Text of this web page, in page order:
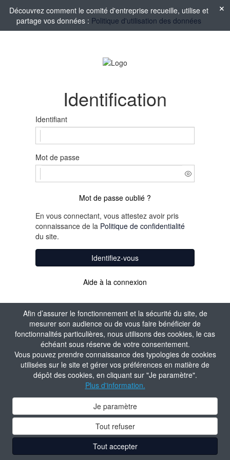
Afin d’assurer le fonctionnement et la sécurité du site, de
mesurer son audience ou de vous faire bénéficier de
fonctionnalités particulières, nous utilisons des cookies, le cas
échéant sous réserve de votre consentement.
Vous pouvez prendre connaissance des typologies de cookies
utilisées sur le site et gérer vos préférences en matière de
dépôt des cookies, en cliquant sur "Je paramètre".
Plus d'information.
Je paramètre
Tout refuser
Tout accepter
Découvrez comment le comité d'entreprise recueille, utilise et
partage vos données : Politique d'utilisation des données
Identification
Identifiant
Mot de passe
Mot de passe oublié ?
En vous connectant, vous attestez avoir pris
connaissance de la Politique de confidentialité
du site.
Identifiez-vous
Aide à la connexion